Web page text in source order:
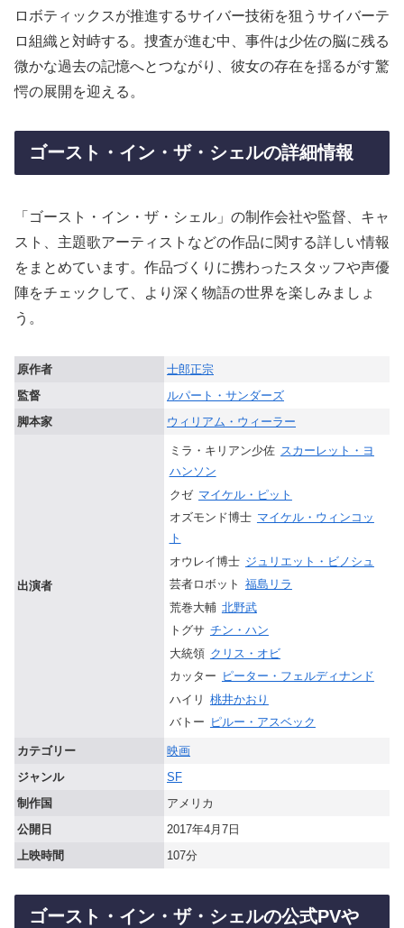
ロボティックスが推進するサイバー技術を狙うサイバーテ
ロ組織と対峙する。捜査が進む中、事件は少佐の脳に残る
微かな過去の記憶へとつながり、彼女の存在を揺るがす驚
愕の展開を迎える。
ゴースト・イン・ザ・シェルの詳細情報
「ゴースト・イン・ザ・シェル」の制作会社や監督、キャ
スト、主題歌アーティストなどの作品に関する詳しい情報
をまとめています。作品づくりに携わったスタッフや声優
陣をチェックして、より深く物語の世界を楽しみましょ
う。
原作者
士郎正宗
監督
ルパート・サンダーズ
脚本家
ウィリアム・ウィーラー
出演者
ミラ・キリアン少佐 スカーレット・ヨ
ハンソン
クゼ マイケル・ピット
オズモンド博士 マイケル・ウィンコッ
ト
オウレイ博士 ジュリエット・ビノシュ
芸者ロボット 福島リラ
荒巻大輔 北野武
トグサ チン・ハン
大統領 クリス・オビ
カッター ピーター・フェルディナンド
ハイリ 桃井かおり
バトー ピルー・アスベック
カテゴリー
映画
ジャンル
SF
制作国
アメリカ
公開日
2017年4月7日
上映時間
107分
ゴースト・イン・ザ・シェルの公式PVや